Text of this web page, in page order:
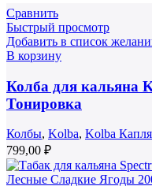
Сравнить
Быстрый просмотр
Добавить в список
В корзину
Колба для
Тонировка
Колбы, Kolba, Kolba Капля
799,00 ₽